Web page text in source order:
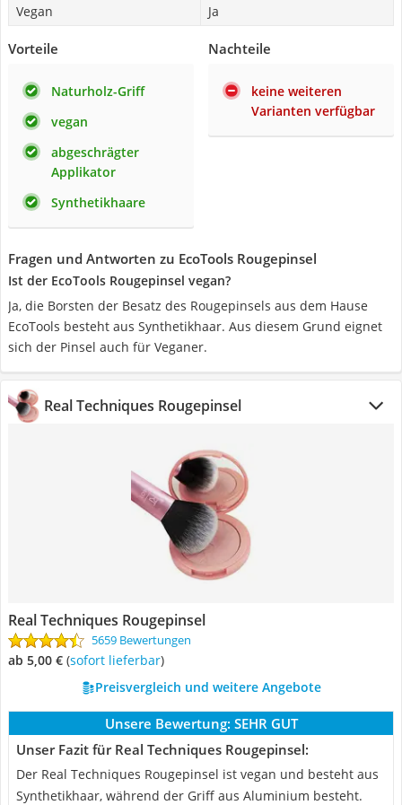
Vegan
Ja
Vorteile
Naturholz-Griff
vegan
abgeschrägter
Applikator
Synthetikhaare
Nachteile
keine weiteren
Varianten verfügbar
Fragen und Antworten zu EcoTools Rougepinsel
Ist der EcoTools Rougepinsel vegan?
Ja, die Borsten der Besatz des Rougepinsels aus dem Hause
EcoTools besteht aus Synthetikhaar. Aus diesem Grund eignet
sich der Pinsel auch für Veganer.
Real Techniques Rougepinsel
Real Techniques Rougepinsel
5659 Bewertungen
ab 5,00 € ( Sofort lieferbar)
Preisvergleich und weitere Angebote
Unsere Bewertung: SEHR GUT
Unser Fazit für Real Techniques Rougepinsel:
Der Real Techniques Rougepinsel ist vegan und besteht aus
Synthetikhaar, während der Griff aus Aluminium besteht.